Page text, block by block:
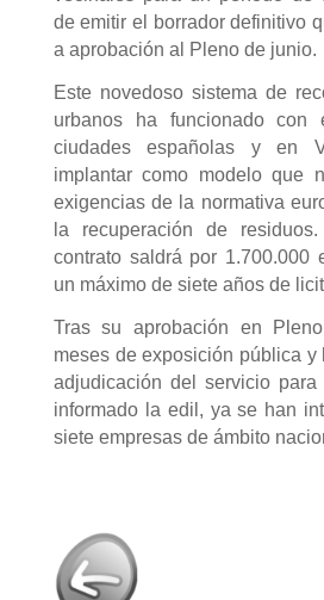
de emitir el borrador definitivo
a aprobación al Pleno de junio.
Este novedoso sistema de
urbanos ha funcionado con
ciudades españolas y en
implantar como modelo que
exigencias de la normativa
la recuperación de
contrato saldrá por 1.700.000
un máximo de siete años de
Tras su aprobación en
meses de exposición pública y
adjudicación del servicio
informado la edil, ya se han
siete empresas de ámbito